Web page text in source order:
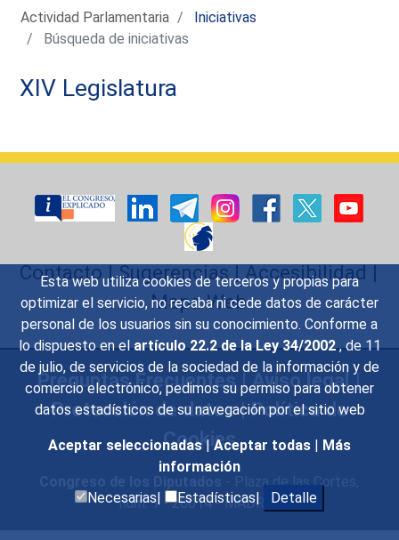
Esta web utiliza cookies de terceros y propias para
optimizar el servicio, no recaba ni cede datos de carácter
personal de los usuarios sin su conocimiento. Conforme a
lo dispuesto en elartículo 22.2 de la Ley 34/2002, de 11
de julio, de servicios de la sociedad de la información y de
comercio electrónico, pedimos su permiso para obtener
datos estadísticos de su navegación por el sitio web
Aceptar seleccionadas | Aceptar todas | Más
información
Necesarias|
Estadísticas| Detalle
Actividad Parlamentaria
Iniciativas
Búsqueda de iniciativas
XIV Legislatura
Contacto|Sugerencias|Accesibilidad|
Mapa Web
Preguntas Frecuentes|Aviso legal|
Protección de datos|Política de
Cookies
- Plaza de las Cortes,
núm. 1 - 28014 - MADRID